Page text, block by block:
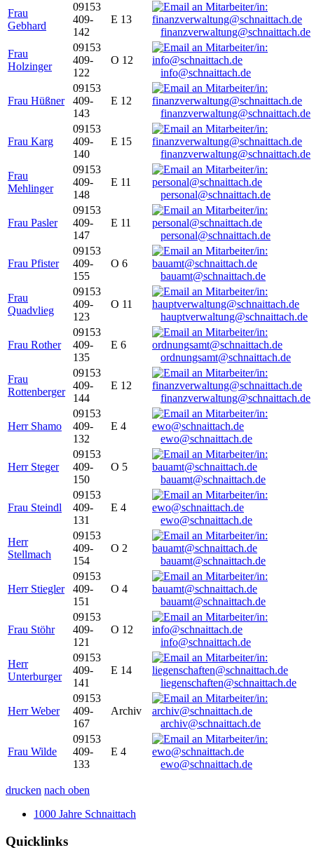
Frau
Gebhard
09153
409-
142
E 13
finanzverwaltung@schnaittach.de
Frau
Holzinger
09153
409-
122
O 12
info@schnaittach.de
Frau Hüßner
09153
409-
143
E 12
finanzverwaltung@schnaittach.de
Frau Karg
09153
409-
140
E 15
finanzverwaltung@schnaittach.de
Frau
Mehlinger
09153
409-
148
E 11
personal@schnaittach.de
Frau Pasler
09153
409-
147
E 11
personal@schnaittach.de
Frau Pfister
09153
409-
155
O 6
bauamt@schnaittach.de
Frau
Quadvlieg
09153
409-
123
O 11
hauptverwaltung@schnaittach.de
Frau Rother
09153
409-
135
E 6
ordnungsamt@schnaittach.de
Frau
Rottenberger
09153
409-
144
E 12
finanzverwaltung@schnaittach.de
Herr Shamo
09153
409-
132
E 4
ewo@schnaittach.de
Herr Steger
09153
409-
150
O 5
bauamt@schnaittach.de
Frau Steindl
09153
409-
131
E 4
ewo@schnaittach.de
Herr
Stellmach
09153
409-
154
O 2
bauamt@schnaittach.de
Herr Stiegler
09153
409-
151
O 4
bauamt@schnaittach.de
Frau Stöhr
09153
409-
121
O 12
info@schnaittach.de
Herr
Unterburger
09153
409-
141
E 14
liegenschaften@schnaittach.de
Herr Weber
09153
409-
167
Archiv
archiv@schnaittach.de
Frau Wilde
09153
409-
133
E 4
ewo@schnaittach.de
drucken nach oben
1000 Jahre Schnaittach
Quicklinks